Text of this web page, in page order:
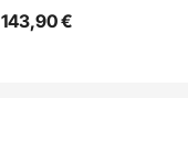
Supporto Pedale Sustain
143,90€